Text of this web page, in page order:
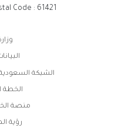
Code : 61421
الشبكة
الخطة
منصة
رؤية